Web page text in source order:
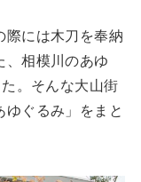
際には木刀を奉納
、相模川のあゆ
。そんな大山街
ぐるみ」をまと